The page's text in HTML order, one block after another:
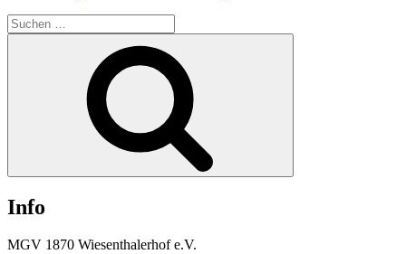
Suchen
nach:
Info
MGV 1870 Wiesenthalerhof e.V.